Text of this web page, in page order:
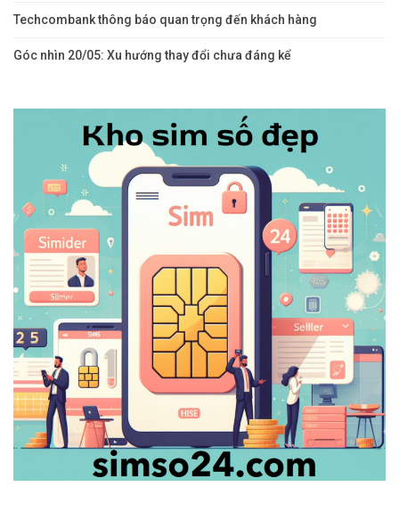
Techcombank thông báo quan trọng đến khách hàng
Góc nhìn 20/05: Xu hướng thay đổi chưa đáng kể